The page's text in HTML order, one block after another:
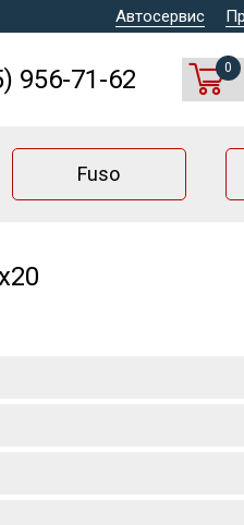
Автосервис
956-71-62 0
Fuso